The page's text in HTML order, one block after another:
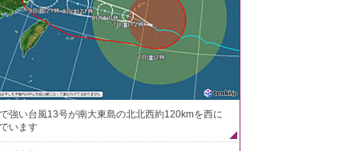
強い台風13号が南大東島の北北西約120kmを西に
います